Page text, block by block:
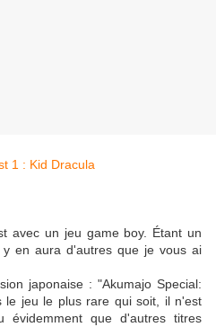
avec un jeu game boy. Étant un
en aura d'autres que je vous ai
japonaise : "Akumajo Special:
le jeu le plus rare qui soit, il n'est
évidemment que d'autres titres